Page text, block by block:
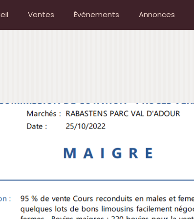
Ventes Évènements Annonces